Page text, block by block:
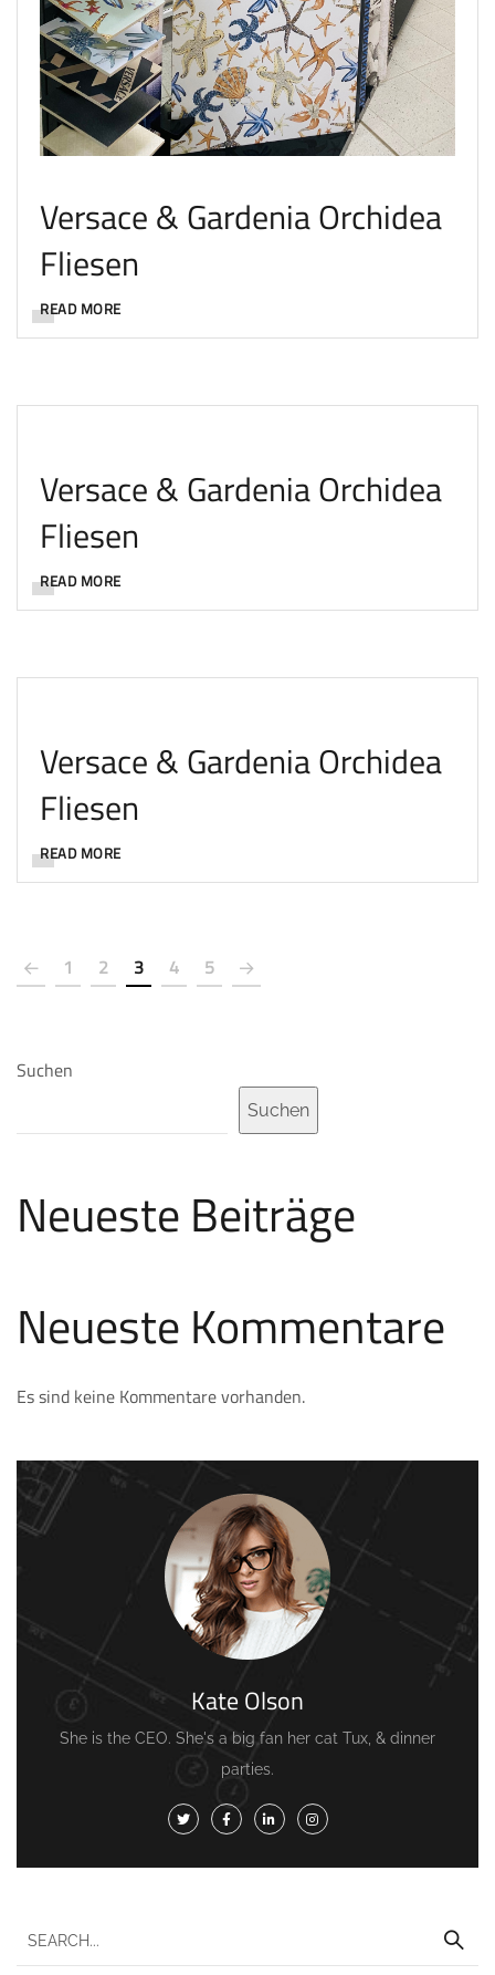
Versace & Gardenia Orchidea
Fliesen
READ MORE
Versace & Gardenia Orchidea
Fliesen
READ MORE
Versace & Gardenia Orchidea
Fliesen
READ MORE
1 2 3 4 5
Suchen
Suchen
Neueste Beiträge
Neueste Kommentare
Es sind keine Kommentare vorhanden.
Kate Olson
She is the CEO. She's a big fan her cat Tux, & dinner
parties.